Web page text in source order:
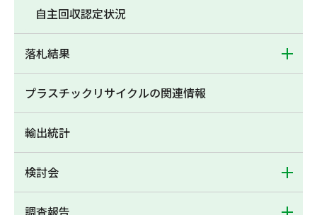
自主回収認定状況
落札結果
プラスチックリサイクルの関連情報
輸出統計
検討会
調査報告